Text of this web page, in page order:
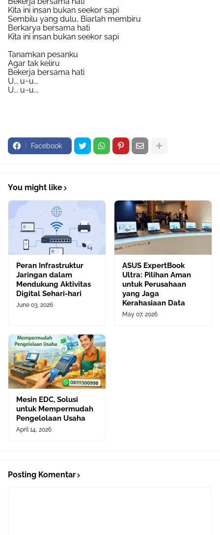
Kita ini insan bukan seekor sapi
Sembilu yang dulu, Biarlah membiru
Berkarya bersama hati
Kita ini insan bukan seekor sapi
Tanamkan pesanku
Agar tak keliru
Bekerja bersama hati
U... u~u...
U... u~u...
Facebook
You might like
Peran Infrastruktur
Jaringan dalam
Mendukung Aktivitas
Digital Sehari-hari
June 03, 2026
ASUS ExpertBook
Ultra: Pilihan Aman
untuk Perusahaan
yang Jaga
Kerahasiaan Data
May 07, 2026
Mesin EDC, Solusi
untuk Mempermudah
Pengelolaan Usaha
April 14, 2026
Posting Komentar